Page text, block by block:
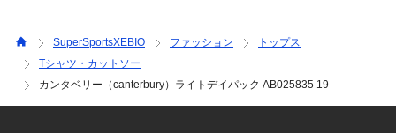
※ブラウザやお使いのモニター環境により、掲載画像と実際の
商品の色味が若干異なる場合があります。
※掲載の価格・製品のパッケージ・デザイン・仕様について、
予告なく変更することがあります。あらかじめご了承くださ
SuperSportsXEBIO ファッション
トップス
Tシャツ・カットソー
カンタベリー（canterbury）ライトデイパック AB025835 19